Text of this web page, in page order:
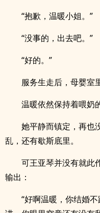
“抱歉，温暖小姐。”
“没事的，出去吧。”
“好的。”
服务生走后，母婴室
温暖依然保持着喂奶
她平静而镇定，再也
乱，还有歇斯底里。
可王亚琴并没有就此
输出：
“好啊温暖，你结婚